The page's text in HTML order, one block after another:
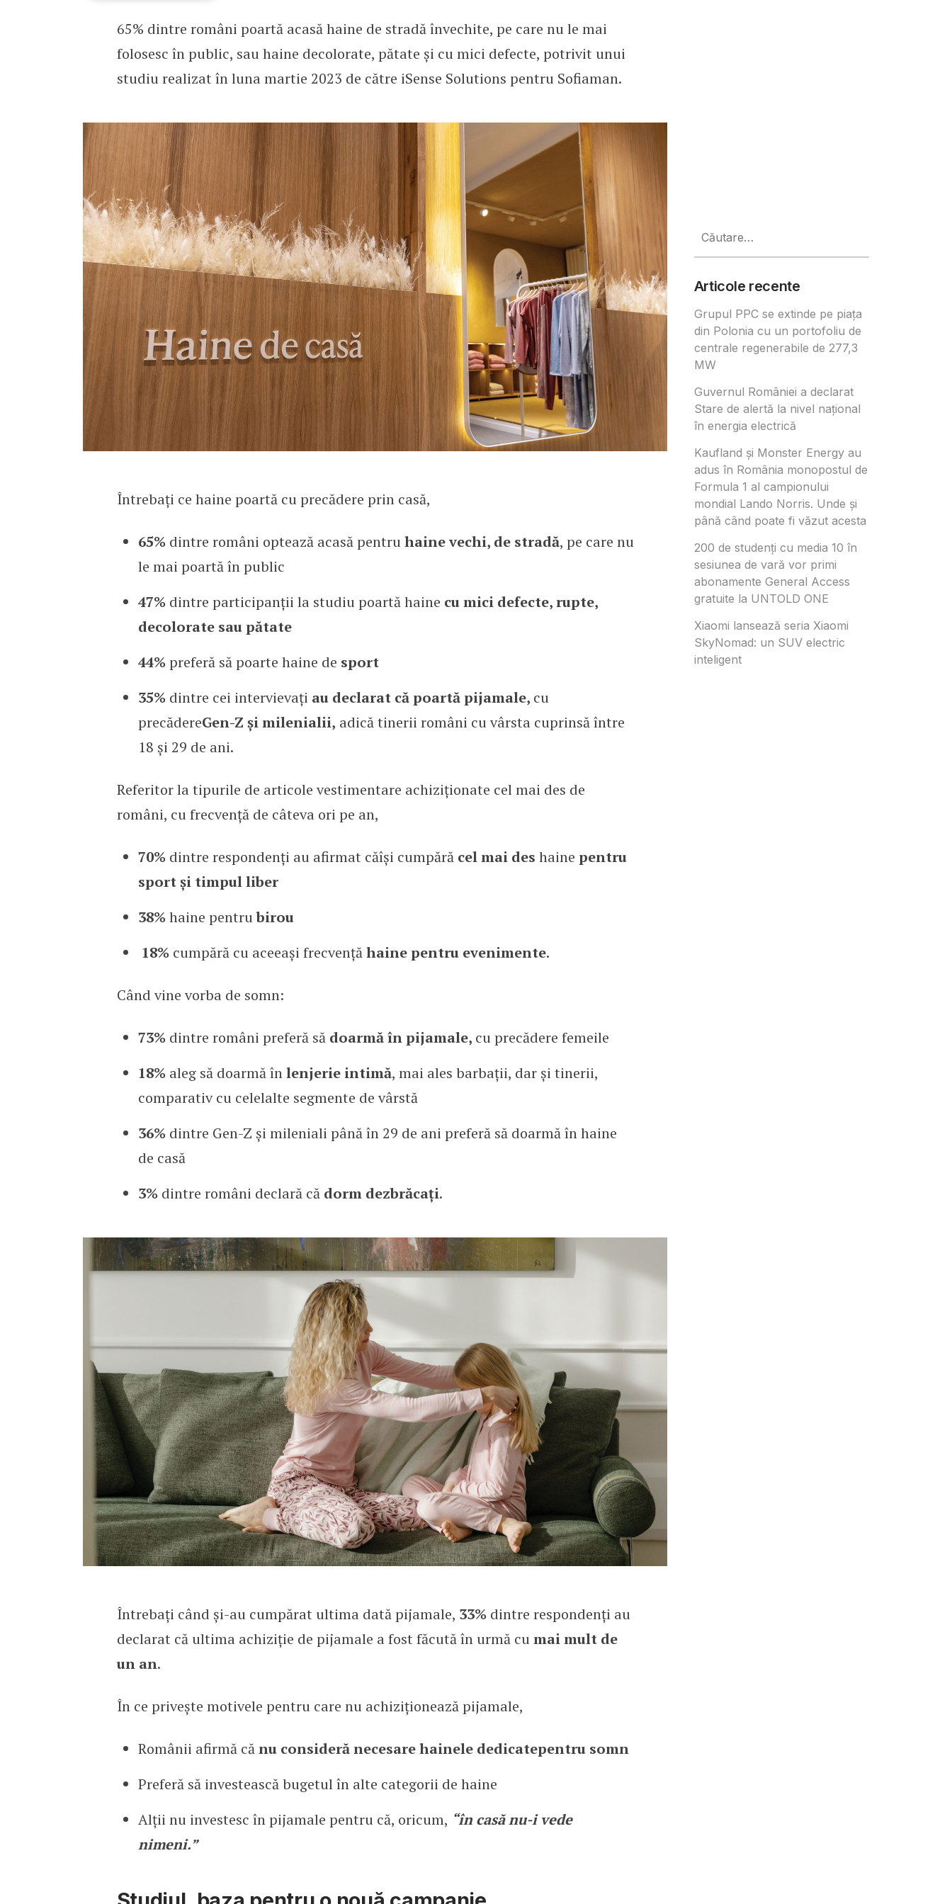
STUDIU: Românii își cumpără cel mai des haine pentru sport și timpul liber
65% dintre români poartă acasă haine de stradă învechite, pe care nu le mai
folosesc în public, sau haine decolorate, pătate și cu mici defecte, potrivit unui
studiu realizat în luna martie 2023 de către iSense Solutions pentru Sofiaman.
Întrebați ce haine poartă cu precădere prin casă,
65% dintre români optează acasă pentru haine vechi, de stradă, pe care nu
le mai poartă în public
47%dintre participanții la studiu poartă haine cu mici defecte, rupte,
decolorate sau pătate
44%preferă să poarte haine de sport
35%dintre cei intervievați au declarat că poartă pijamale, cu
precădereGen-Z și milenialii, adică tinerii români cu vârsta cuprinsă între
18 și 29 de ani.
Referitor la tipurile de articole vestimentare achiziționate cel mai des de
români, cu frecvență de câteva ori pe an,
70% dintre respondenți au afirmat căîși cumpără cel mai des haine pentru
sport și timpul liber
38%haine pentrubirou
18%cumpără cu aceeași frecvențăhaine pentru evenimente.
Când vine vorba de somn:
73%dintre români preferă sădoarmă în pijamale, cu precădere femeile
18%aleg să doarmă înlenjerie intimă, mai ales barbații, dar și tinerii,
comparativ cu celelalte segmente de vârstă
36%dintre Gen-Z și mileniali până în 29 de ani preferă să doarmă în haine
de casă
3%dintre români declară că dorm dezbrăcați.
Întrebați când și-au cumpărat ultima dată pijamale, 33%dintre respondenți au
declarat că ultima achiziție de pijamale a fost făcută în urmă cu mai mult de
un an.
În ce privește motivele pentru care nu achiziționează pijamale,
Românii afirmă cănu consideră necesare hainele dedicatepentru somn
Preferă să investească bugetul în alte categorii de haine
Alții nu investesc în pijamale pentru că, oricum, “în casă nu-i vede
nimeni.”
după:
Articole recente
Grupul PPC se extinde pe piața
din Polonia cu un portofoliu de
centrale regenerabile de 277,3
MW
Guvernul României a declarat
Stare de alertă la nivel național
în energia electrică
Kaufland și Monster Energy au
adus în România monopostul de
Formula 1 al campionului
mondial Lando Norris. Unde și
până când poate fi văzut acesta
200 de studenți cu media 10 în
sesiunea de vară vor primi
abonamente General Access
gratuite la UNTOLD ONE
Xiaomi lansează seria Xiaomi
SkyNomad: un SUV electric
inteligent